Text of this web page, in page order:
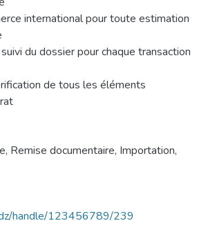
international pour toute estimation
du dossier pour chaque transaction
de tous les éléments
, Remise documentaire, Importation,
handle/123456789/239